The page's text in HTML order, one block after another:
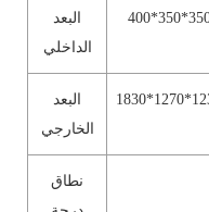
البعد
الداخلي
البعد
الخارجي
نطاق